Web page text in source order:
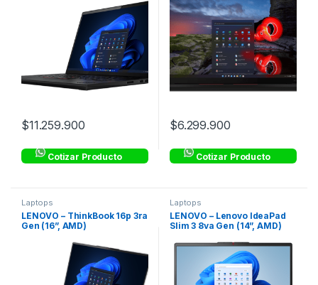
$11.259.900
Cotizar Producto
$6.299.900
Cotizar Producto
Laptops
LENOVO – ThinkBook 16p 3ra
Gen (16”, AMD)
Laptops
LENOVO – Lenovo IdeaPad
Slim 3 8va Gen (14”, AMD)